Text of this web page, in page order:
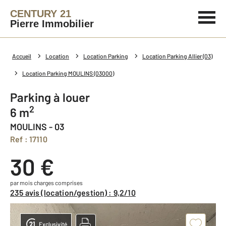
CENTURY 21
Pierre Immobilier
Accueil Location Location Parking Location Parking Allier (03)
Location Parking MOULINS (03000)
Parking à louer
6 m2
MOULINS - 03
Ref : 17110
30 €
par mois charges comprises
235 avis (location/gestion) : 9,2/10
Exclusivité